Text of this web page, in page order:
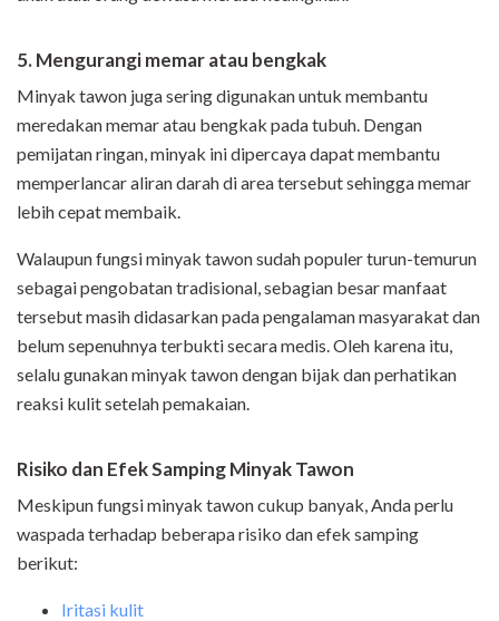
5. Mengurangi memar atau bengkak
Minyak tawon juga sering digunakan untuk membantu
meredakan memar atau bengkak pada tubuh. Dengan
pemijatan ringan, minyak ini dipercaya dapat membantu
memperlancar aliran darah di area tersebut sehingga memar
lebih cepat membaik.
Walaupun fungsi minyak tawon sudah populer turun-temurun
sebagai pengobatan tradisional, sebagian besar manfaat
tersebut masih didasarkan pada pengalaman masyarakat dan
belum sepenuhnya terbukti secara medis. Oleh karena itu,
selalu gunakan minyak tawon dengan bijak dan perhatikan
reaksi kulit setelah pemakaian.
Risiko dan Efek Samping Minyak Tawon
Meskipun fungsi minyak tawon cukup banyak, Anda perlu
waspada terhadap beberapa risiko dan efek samping
berikut:
Iritasi kulit